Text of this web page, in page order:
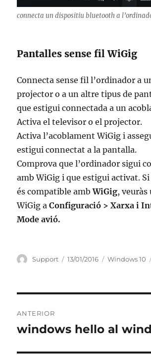
connecta un dispositiu bluetooth a
Pantalles sense fil WiGig
Connecta sense fil l’ordinador a
projector o a un altre tipus de
que estigui connectada a un
Activa el televisor o el projector.
Activa l’acoblament WiGig i
estigui connectat a la pantalla.
Comprova que l’ordinador sigui
amb WiGig i que estigui activat.
és compatible ambWiGig,
WiGig aConfiguració > Xarxa i
Mode avió.
Autor
Support
Publicat
13/01/2016 Categories
Windows 10
d'entrades
ANTERIOR
Entrada
windows hello al